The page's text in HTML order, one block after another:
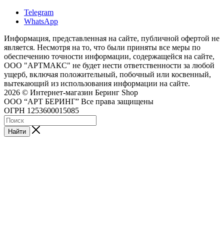
Telegram
WhatsApp
Информация, представленная на сайте, публичной офертой не
является. Несмотря на то, что были приняты все меры по
обеспечению точности информации, содержащейся на сайте,
ООО "АРТМАКС" не будет нести ответственности за любой
ущерб, включая положительный, побочный или косвенный,
вытекающий из использования информации на сайте.
2026 © Интернет-магазин Беринг Shop
ООО “АРТ БЕРИНГ” Все права защищены
ОГРН 1253600015085
Найти